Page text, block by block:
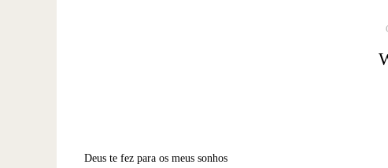
Deus te fez para os meus sonhos